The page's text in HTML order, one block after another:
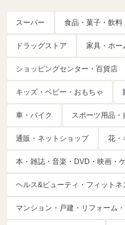
スーパー 食品・菓子・飲料
ドラッグストア 家具・ホー
ショッピングセンター・百貨店
キッズ・ベビー・おもちゃ
車・バイク スポーツ用品・
通販・ネットショップ 花・
本・雑誌・音楽・DVD・映画・
ヘルス&ビューティ・フィットネ
マンション・戸建・リフォーム